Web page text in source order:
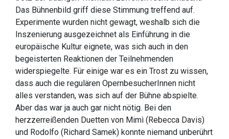
Das Bühnenbild griff diese Stimmung treffend auf.
Experimente wurden nicht gewagt, weshalb sich die
Inszenierung ausgezeichnet als Einführung in die
europäische Kultur eignete, was sich auch in den
begeisterten Reaktionen der Teilnehmenden
widerspiegelte. Für einige war es ein Trost zu wissen,
dass auch die regulären OpernbesucherInnen nicht
alles verstanden, was sich auf der Bühne abspielte.
Aber das war ja auch gar nicht nötig. Bei den
herzzerreißenden Duetten von Mimì (Rebecca Davis)
und Rodolfo (Richard Samek) konnte niemand unberührt